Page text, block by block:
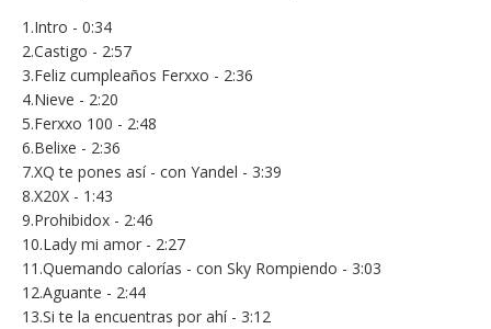
1.Intro - 0:34
2.Castigo - 2:57
3.Feliz cumpleaños Ferxxo - 2:36
4.Nieve - 2:20
5.Ferxxo 100 - 2:48
6.Belixe - 2:36
7.XQ te pones así - con Yandel - 3:39
8.X20X - 1:43
9.Prohibidox - 2:46
10.Lady mi amor - 2:27
11.Quemando calorías - con Sky Rompiendo - 3:03
12.Aguante - 2:44
13.Si te la encuentras por ahí - 3:12